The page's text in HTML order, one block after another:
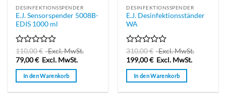
DESINFEKTIONSSPENDER
E.J. Sensorspender 5008B-
EDIS 1000 ml
Bewertet
mit
von
5
110,00€
Excl. MwSt.
79,00€ Excl. MwSt.
In den Warenkorb
DESINFEKTIONSSPENDER
E.J. Desinfektionsständer
WA
Bewertet
mit
von
5
310,00€
Excl. MwSt.
199,00€ Excl. MwSt.
In den Warenkorb